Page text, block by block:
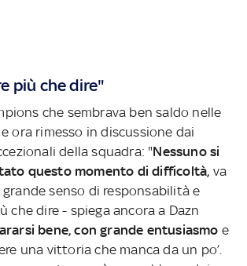
più che dire"
che sembrava ben saldo nelle
ora rimesso in discussione dai
della squadra: "Nessuno si
questo momento di difficoltà, va
senso di responsabilità e
che dire - spiega ancora a Dazn
bene, con grande entusiasmo e
una vittoria che manca da un po’.